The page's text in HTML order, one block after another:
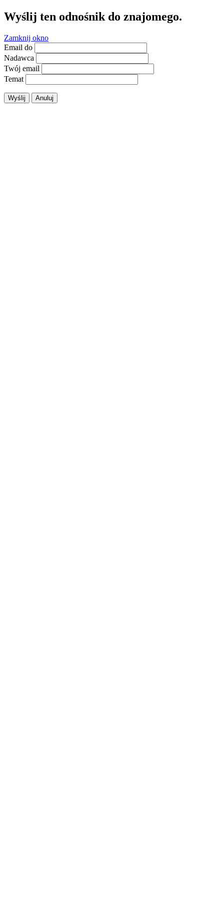
Wyślij ten odnośnik do znajomego.
Zamknij okno
Email do
Nadawca
Twój email
Temat
Wyślij Anuluj